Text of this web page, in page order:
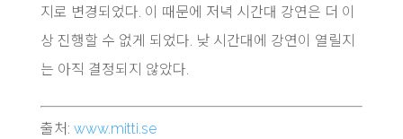
지로 변경되었다. 이 때문에 저녁 시간대 강연은 더 이
상 진행할 수 없게 되었다. 낮 시간대에 강연이 열릴지
는 아직 결정되지 않았다.
출처: www.mitti.se